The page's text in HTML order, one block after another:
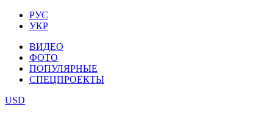
РУС
УКР
ВИДЕО
ФОТО
ПОПУЛЯРНЫЕ
СПЕЦПРОЕКТЫ
USD